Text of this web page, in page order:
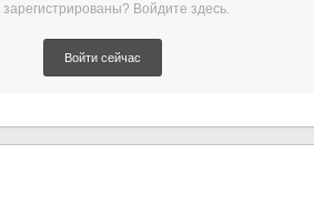
Войдите здесь.
Войти сейчас